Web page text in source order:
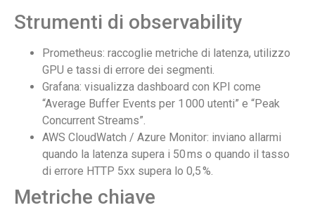
Strumenti di observability
Prometheus: raccoglie metriche di latenza, utilizzo
GPU e tassi di errore dei segmenti.
Grafana: visualizza dashboard con KPI come
“Average Buffer Events per 1 000 utenti” e “Peak
Concurrent Streams”.
AWS CloudWatch / Azure Monitor: inviano allarmi
quando la latenza supera i 50 ms o quando il tasso
di errore HTTP 5xx supera lo 0,5 %.
Metriche chiave